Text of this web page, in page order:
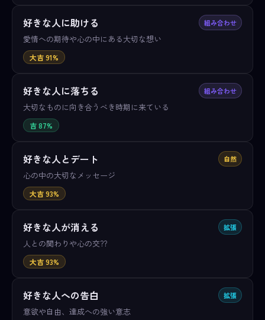
好きな人に助ける 組み合わせ
愛情への期待や心の中にある大切な想い
大吉 91%
好きな人に落ちる 組み合わせ
大切なものに向き合うべき時期に来ている
吉 87%
好きな人とデート 自然
心の中の大切なメッセージ
大吉 93%
好きな人が消える 拡張
人との関わりや心の交??
大吉 93%
好きな人への告白 拡張
意欲や自由、達成への強い意志